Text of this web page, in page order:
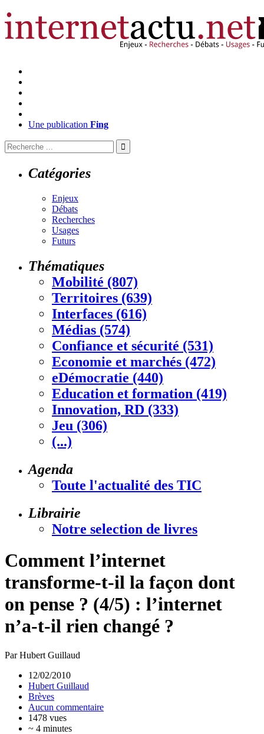
Une publication Fing
Catégories
Enjeux
Débats
Recherches
Usages
Futurs
Thématiques
Mobilité (807)
Territoires (639)
Interfaces (616)
Médias (574)
Confiance et sécurité (531)
Economie et marchés (472)
eDémocratie (440)
Education et formation (419)
Innovation, RD (333)
Jeu (306)
(...)
Agenda
Toute l'actualité des TIC
Librairie
Notre selection de livres
Comment l’internet
transforme-t-il la façon dont
on pense ? (4/5) : l’internet
n’a-t-il rien changé ?
Par Hubert Guillaud
12/02/2010
Hubert Guillaud
Brèves
Aucun commentaire
1478 vues
~ 4 minutes